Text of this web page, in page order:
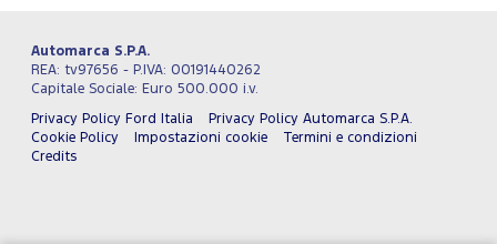
Automarca S.P.A.
REA: tv97656 - P.IVA: 00191440262
Capitale Sociale: Euro 500.000 i.v.
Privacy Policy Ford Italia
Privacy Policy Automarca S.P.A.
Cookie Policy
Impostazioni cookie
Termini e condizioni
Credits